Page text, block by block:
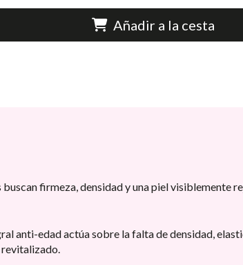
Añadir a la cesta
firmeza, densidad y una piel visiblemente
anti-edad actúa sobre la falta de densidad,
revitalizado.